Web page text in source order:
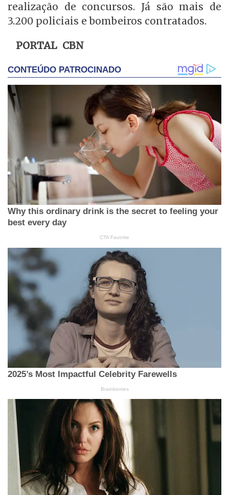
realização de concursos. Já são mais de
3.200 policiais e bombeiros contratados.
PORTAL CBN